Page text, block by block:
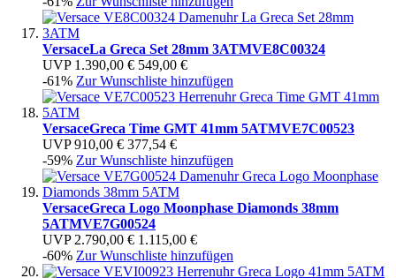
VersaceLa Greca Set 28mm 3ATMVE8C00324
UVP 1.390,00 € 549,00 €
-61% Zur Wunschliste hinzufügen
VersaceGreca Time GMT 41mm 5ATMVE7C00523
UVP 910,00 € 377,54 €
-59% Zur Wunschliste hinzufügen
VersaceGreca Logo Moonphase Diamonds 38mm
5ATMVE7G00524
UVP 2.790,00 € 1.115,00 €
-60% Zur Wunschliste hinzufügen